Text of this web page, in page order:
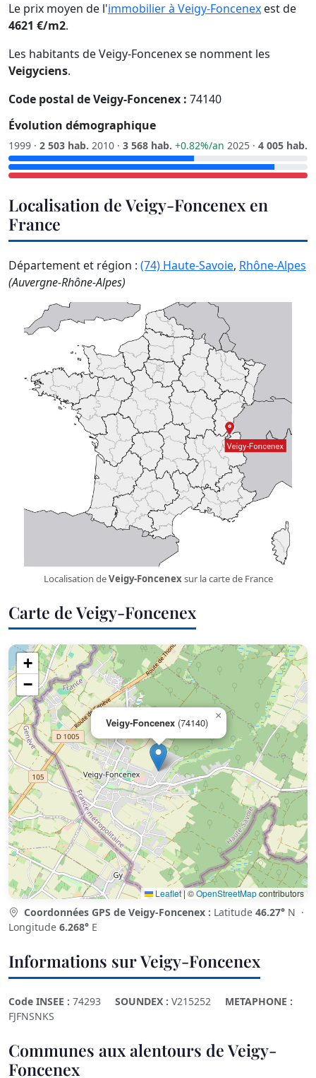
Le prix moyen de l'immobilier à Veigy-Foncenex est de
4621 €/m2.
Les habitants de Veigy-Foncenex se nomment les
Veigyciens.
Code postal de Veigy-Foncenex : 74140
Évolution démographique
1999 · 2 503 hab. 2010 · 3 568 hab. +0.82%/an 2025 · 4 005 hab.
Localisation de Veigy-Foncenex en
France
Département et région : (74) Haute-Savoie, Rhône-Alpes
(Auvergne-Rhône-Alpes)
Localisation deVeigy-Foncenex sur la carte de France
Carte de Veigy-Foncenex
Veigy-Foncenex (74140)
×
+
−
Leaflet|©OpenStreetMapcontributors
Coordonnées GPS de Veigy-Foncenex : Latitude 46.27° N ·
Longitude 6.268° E
Informations sur Veigy-Foncenex
Code INSEE : 74293 SOUNDEX : V215252
METAPHONE :
FJFNSNKS
Communes aux alentours de Veigy-
Foncenex